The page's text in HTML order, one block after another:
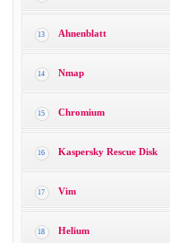
13 Ahnenblatt
14 Nmap
15 Chromium
16 Kaspersky Rescue Disk
17 Vim
18 Helium